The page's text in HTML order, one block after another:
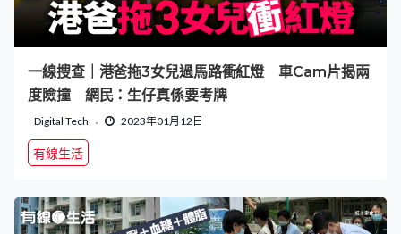
一線搜查｜港爸拖3女兒過馬路衝紅燈 車Cam片揭兩
度險撞 網民：生仔真係要考牌
Digital Tech 2023年01月12日
有線生活